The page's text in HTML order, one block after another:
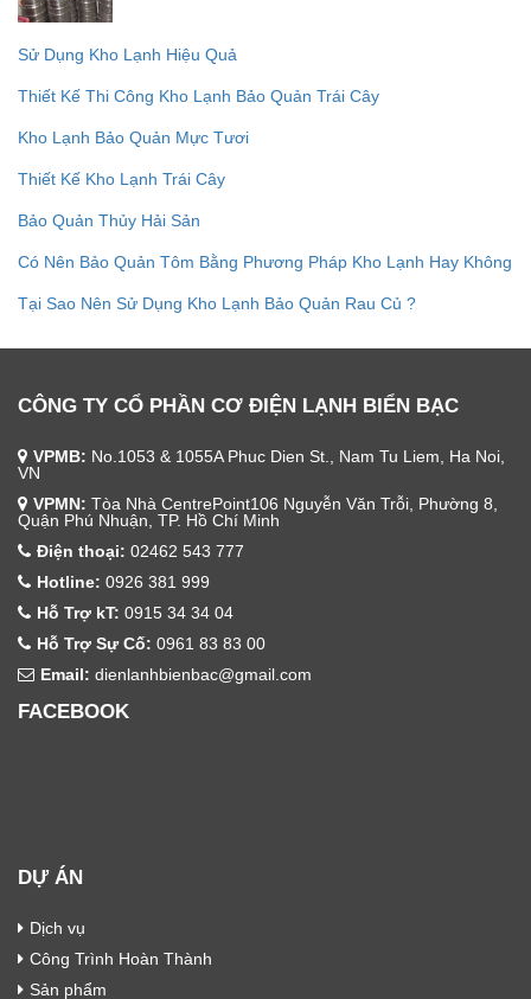
Sử Dụng Kho Lạnh Hiệu Quả
Thiết Kế Thi Công Kho Lạnh Bảo Quản Trái Cây
Kho Lạnh Bảo Quản Mực Tươi
Thiết Kế Kho Lạnh Trái Cây
Bảo Quản Thủy Hải Sản
Có Nên Bảo Quản Tôm Bằng Phương Pháp Kho Lạnh Hay Không
Tại Sao Nên Sử Dụng Kho Lạnh Bảo Quản Rau Củ ?
CÔNG TY CỔ PHẦN CƠ ĐIỆN LẠNH BIỂN BẠC
VPMB: No.1053 & 1055A Phuc Dien St., Nam Tu Liem, Ha Noi,
VN
VPMN: Tòa Nhà CentrePoint106 Nguyễn Văn Trỗi, Phường 8,
Quận Phú Nhuận, TP. Hồ Chí Minh
Điện thoại: 02462 543 777
Hotline: 0926 381 999
Hỗ Trợ kT: 0915 34 34 04
Hỗ Trợ Sự Cố: 0961 83 83 00
Email: dienlanhbienbac@gmail.com
FACEBOOK
DỰ ÁN
Dịch vụ
Công Trình Hoàn Thành
Sản phẩm